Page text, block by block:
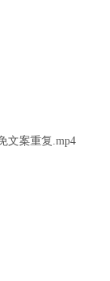
文案重复.mp4